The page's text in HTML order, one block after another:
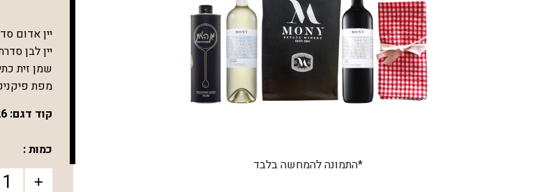
*התמונה להמחשה בלבד
יין אדום
יין לבן
שמן זית
מפת פיקניק
קוד דגם:
כמות :